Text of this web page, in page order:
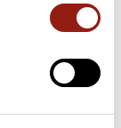
de 1470m.
réaliser ce